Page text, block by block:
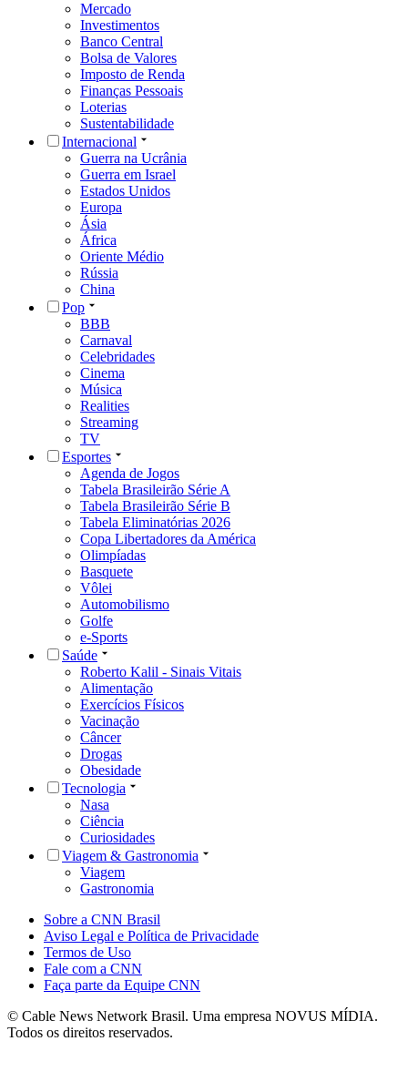
Mercado
Investimentos
Banco Central
Bolsa de Valores
Imposto de Renda
Finanças Pessoais
Loterias
Sustentabilidade
Internacional
Guerra na Ucrânia
Guerra em Israel
Estados Unidos
Europa
Ásia
África
Oriente Médio
Rússia
China
Pop
BBB
Carnaval
Celebridades
Cinema
Música
Realities
Streaming
TV
Esportes
Agenda de Jogos
Tabela Brasileirão Série A
Tabela Brasileirão Série B
Tabela Eliminatórias 2026
Copa Libertadores da América
Olimpíadas
Basquete
Vôlei
Automobilismo
Golfe
e-Sports
Saúde
Roberto Kalil - Sinais Vitais
Alimentação
Exercícios Físicos
Vacinação
Câncer
Drogas
Obesidade
Tecnologia
Nasa
Ciência
Curiosidades
Viagem & Gastronomia
Viagem
Gastronomia
Sobre a CNN Brasil
Aviso Legal e Política de Privacidade
Termos de Uso
Fale com a CNN
Faça parte da Equipe CNN
© Cable News Network Brasil. Uma empresa NOVUS MÍDIA.
Todos os direitos reservados.